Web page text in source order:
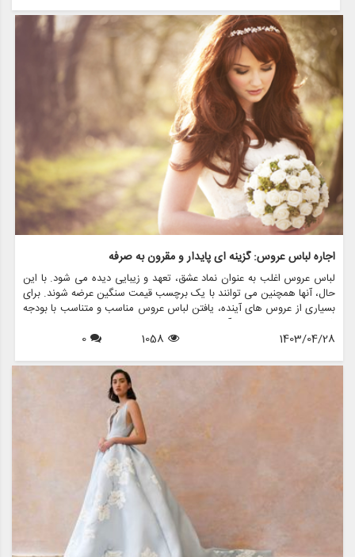
نکات ارزشمندی را برای منظم ماندن در هنگام خرید لباس عروس، با تمرکز بر
ایجاد تجربه لذت بخش و بدون استرس، مورد بحث قرار می دهیم.
اجاره لباس عروس: گزینه ای پایدار و مقرون به صرفه
لباس عروس اغلب به عنوان نماد عشق، تعهد و زیبایی دیده می شود. با این
حال، آنها همچنین می توانند با یک برچسب قیمت سنگین عرضه شوند. برای
بسیاری از عروس های آینده، یافتن لباس عروس مناسب و متناسب با بودجه
شان می تواند کار دلهره آوری باشد. اینجاست که لباس های عروسی دست
دوم وارد عمل می شوند و گزینه ای بادوام و مقرون به صرفه را برای کسانی
1403/04/28
1058
0